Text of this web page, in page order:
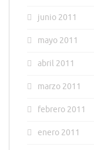
junio 2011
mayo 2011
abril 2011
marzo 2011
febrero 2011
enero 2011